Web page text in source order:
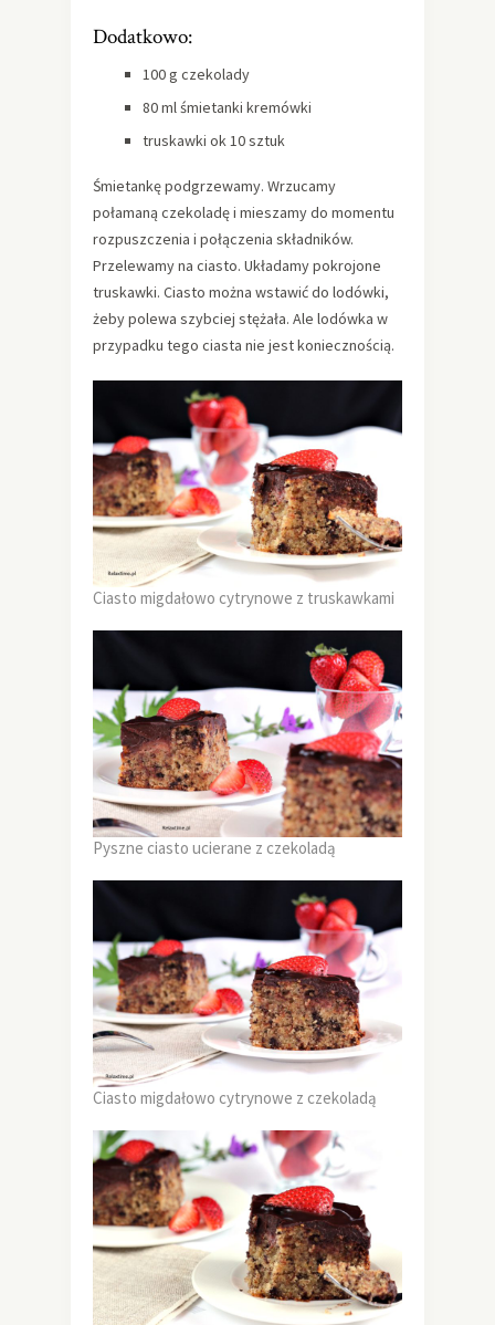
Dodatkowo:
100 g czekolady
80 ml śmietanki kremówki
truskawki ok 10 sztuk
Śmietankę podgrzewamy. Wrzucamy
połamaną czekoladę i mieszamy do momentu
rozpuszczenia i połączenia składników.
Przelewamy na ciasto. Układamy pokrojone
truskawki. Ciasto można wstawić do lodówki,
żeby polewa szybciej stężała. Ale lodówka w
przypadku tego ciasta nie jest koniecznością.
Ciasto migdałowo cytrynowe z truskawkami
Pyszne ciasto ucierane z czekoladą
Ciasto migdałowo cytrynowe z czekoladą